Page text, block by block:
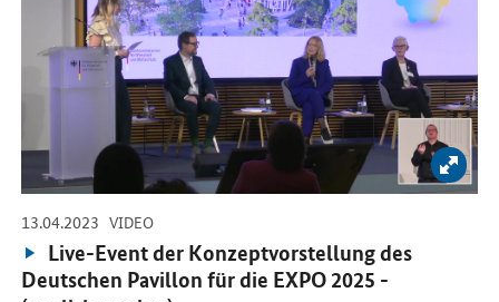
Bild
13.04.2023 -
VIDEO-
Video:
Live-Event der Konzeptvorstellung des
Deutschen Pavillon für die EXPO 2025 -